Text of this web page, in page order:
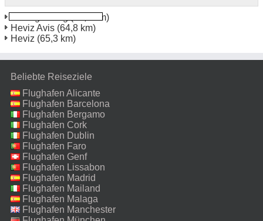
Zalaegerszeg(46,4 km)
Heviz Avis (64,8 km)
Heviz (65,3 km)
Beliebte Reiseziele
Flughafen Alicante
Flughafen Barcelona
Flughafen Bergamo
Flughafen Cork
Flughafen Dublin
Flughafen Faro
Flughafen Genf
Flughafen Lissabon
Flughafen Madrid
Flughafen Mailand
Malpensa
Flughafen Malaga
Flughafen Manchester